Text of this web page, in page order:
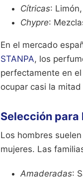
Cítricas:
Chypre:
En el mercado
STANPA, los
perfectamente en
ocupar casi la
Selección para
Los hombres
mujeres. Las
Amaderadas: